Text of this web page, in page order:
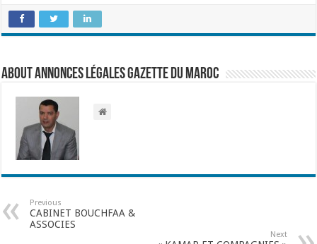
About Annonces légales Gazette du Maroc
Previous
CABINET BOUCHFAA &
ASSOCIES
Next